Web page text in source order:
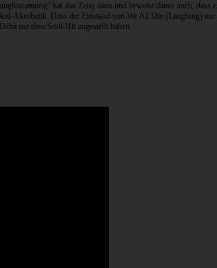
hat das Zeug dazu und beweist damit auch,
Akrobatik. Dass der Einstand von We All Die (Laughing)
mit dem Soul-Hit angestellt haben.